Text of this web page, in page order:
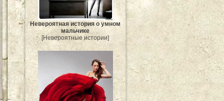
Невероятная история о умном
мальчике
[Невероятные истории]